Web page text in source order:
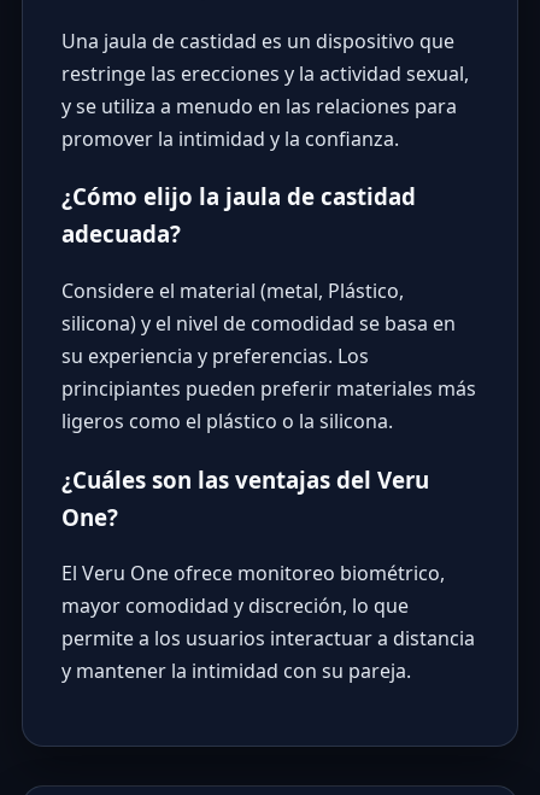
Una jaula de castidad es un dispositivo que
restringe las erecciones y la actividad sexual,
y se utiliza a menudo en las relaciones para
promover la intimidad y la confianza.
¿Cómo elijo la jaula de castidad
adecuada?
Considere el material (metal, Plástico,
silicona) y el nivel de comodidad se basa en
su experiencia y preferencias. Los
principiantes pueden preferir materiales más
ligeros como el plástico o la silicona.
¿Cuáles son las ventajas del Veru
One?
El Veru One ofrece monitoreo biométrico,
mayor comodidad y discreción, lo que
permite a los usuarios interactuar a distancia
y mantener la intimidad con su pareja.